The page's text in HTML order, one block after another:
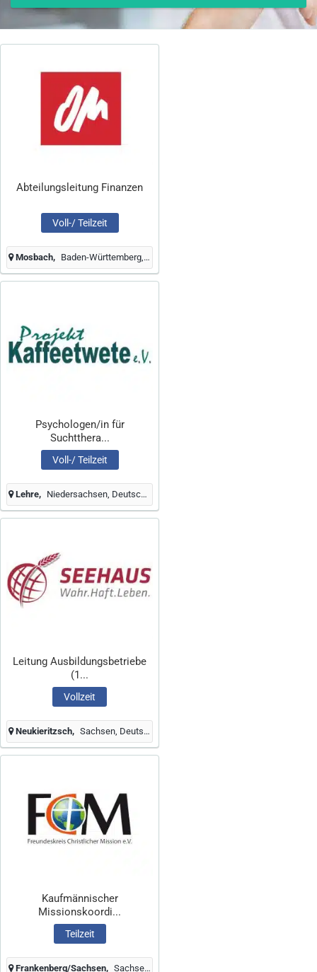
Abteilungsleitung Finanzen
Voll-/ Teilzeit
Mosbach Baden-Württemberg, Deutschland
Psychologen/in für
Suchtthera...
Voll-/ Teilzeit
Lehre Niedersachsen, Deutschland
Leitung Ausbildungsbetriebe
(1...
Vollzeit
Neukieritzsch Sachsen, Deutschland
Kaufmännischer
Missionskoordi...
Teilzeit
Frankenberg/Sachsen Sachsen, Deutschland